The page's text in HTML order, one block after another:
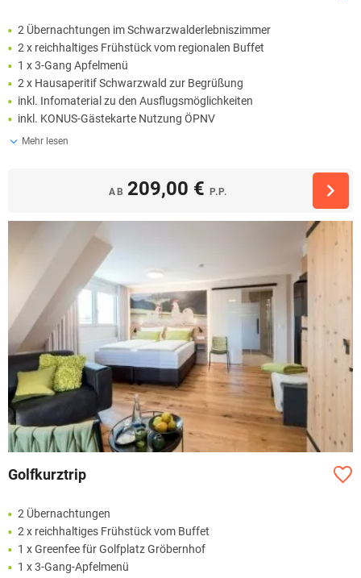
2 Übernachtungen im Schwarzwalderlebniszimmer
2 x reichhaltiges Frühstück vom regionalen Buffet
1 x 3-Gang Apfelmenü
2 x Hausaperitif Schwarzwald zur Begrüßung
inkl. Infomaterial zu den Ausflugsmöglichkeiten
inkl. KONUS-Gästekarte Nutzung ÖPNV
Mehr lesen
AB 209,00 € P.P.
Golfkurztrip
2 Übernachtungen
2 x reichhaltiges Frühstück vom Buffet
1 x Greenfee für Golfplatz Gröbernhof
1 x 3-Gang-Apfelmenü